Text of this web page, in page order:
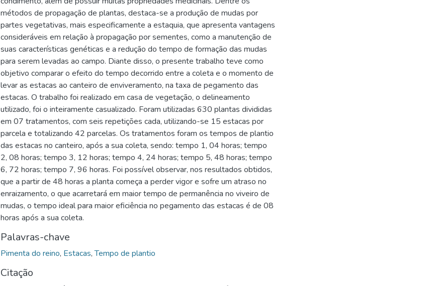
métodos de propagação de plantas, destaca-se a produção de mudas por
partes vegetativas, mais especificamente a estaquia, que apresenta vantagens
consideráveis em relação à propagação por sementes, como a manutenção de
suas características genéticas e a redução do tempo de formação das mudas
para serem levadas ao campo. Diante disso, o presente trabalho teve como
objetivo comparar o efeito do tempo decorrido entre a coleta e o momento de
levar as estacas ao canteiro de enviveramento, na taxa de pegamento das
estacas. O trabalho foi realizado em casa de vegetação, o delineamento
utilizado, foi o inteiramente casualizado. Foram utilizadas 630 plantas divididas
em 07 tratamentos, com seis repetições cada, utilizando-se 15 estacas por
parcela e totalizando 42 parcelas. Os tratamentos foram os tempos de plantio
das estacas no canteiro, após a sua coleta, sendo: tempo 1, 04 horas; tempo
2, 08 horas; tempo 3, 12 horas; tempo 4, 24 horas; tempo 5, 48 horas; tempo
6, 72 horas; tempo 7, 96 horas. Foi possível observar, nos resultados obtidos,
que a partir de 48 horas a planta começa a perder vigor e sofre um atraso no
enraizamento, o que acarretará em maior tempo de permanência no viveiro de
mudas, o tempo ideal para maior eficiência no pegamento das estacas é de 08
horas após a sua coleta.
Palavras-chave
Pimenta do reino, Estacas,Tempo de plantio
Citação